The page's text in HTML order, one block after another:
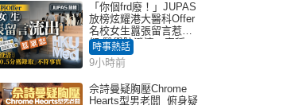
「你個frd廢！」JUPAS
放榜炫耀港大醫科Offer
名校女生囂張留言惹眾
怒 醫學院澄清：宣稱
「40.5分獲錄取」不符事
實｜Juicy叮
時事熱話
9小時前
佘詩曼疑胸壓Chrome
Hearts型男老闆 俯身疑